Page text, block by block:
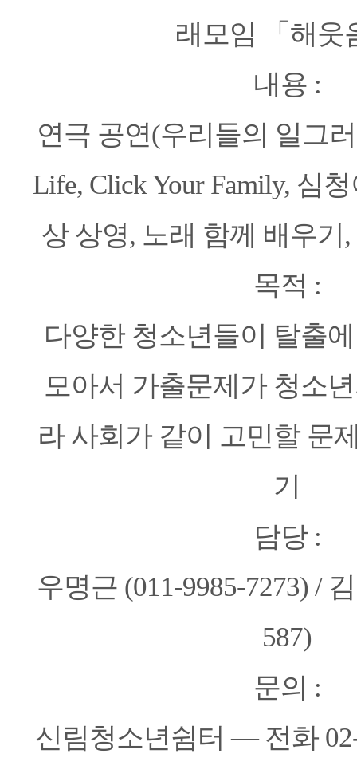
래모임 「해웃
내용 :
연극 공연(우리들의 일그
Life, Click Your Family, 심
상 상영, 노래 함께 배우기
목적 :
다양한 청소년들이 탈출
모아서 가출문제가 청소
라 사회가 같이 고민할 문
기
담당 :
우명근 (011-9985-7273) /
587)
문의 :
신림청소년쉼터 ― 전화